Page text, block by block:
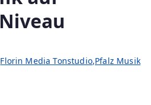
Florin Media Tonstudio,Pfalz Musik